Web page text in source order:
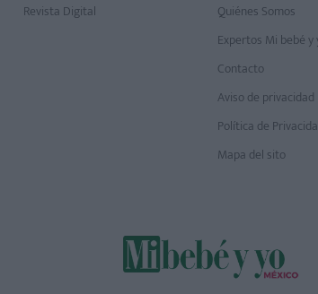
Revista Digital
Quiénes Somos
Expertos Mi bebé y
Contacto
Aviso de privacidad
Política de
Mapa del sito